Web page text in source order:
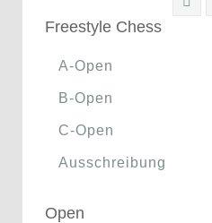
Freestyle Chess
A-Open
B-Open
C-Open
Ausschreibung
Open